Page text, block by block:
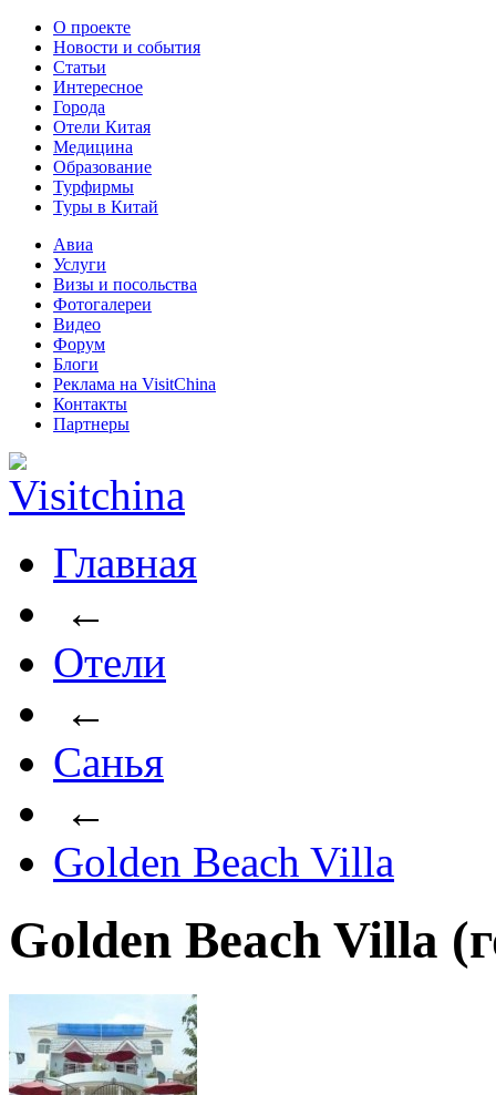
О проекте
Новости и события
Статьи
Интересное
Города
Отели Китая
Медицина
Образование
Турфирмы
Туры в Китай
Авиа
Услуги
Визы и посольства
Фотогалереи
Видео
Форум
Блоги
Реклама на VisitChina
Контакты
Партнеры
Главная
←
Отели
←
Санья
←
Golden Beach Villa
Golden Beach Villa